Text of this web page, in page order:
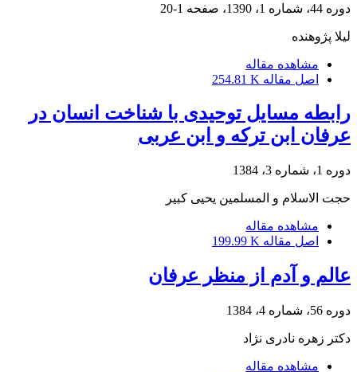
دوره 44، شماره 1، 1390، صفحه 1-20
لیلا پژوهنده
مشاهده مقاله
اصل مقاله 254.81 K
رابطه مسایل توحیدی با شناخت انسان در
عرفان ابن ترکه و ابن عربی
دوره 1، شماره 3، 1384
حجت الاسلام و المسلمین یحیی کبیر
مشاهده مقاله
اصل مقاله 199.99 K
عالم و آدم از منظر عرفان
دوره 56، شماره 4، 1384
دکتر زهره نادری نژاد
مشاهده مقاله